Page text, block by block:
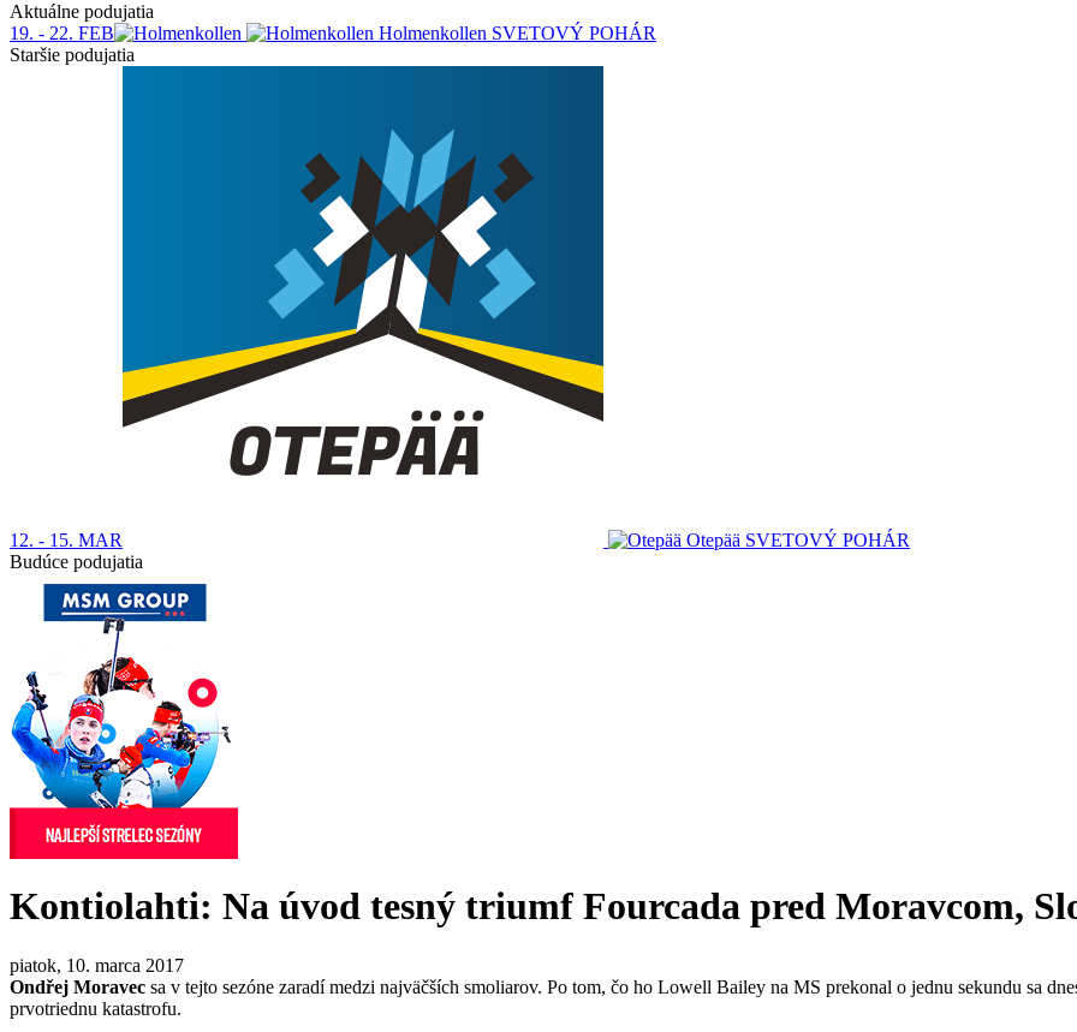
Aktuálne podujatia
19. - 22. FEB
Holmenkollen SVETOVÝ POHÁR
Staršie podujatia
12. - 15. MAR Otepää SVETOVÝ POHÁR
Budúce podujatia
Kontiolahti: Na úvod tesný triumf Fourcada pred Moravcom,
piatok, 10. marca 2017
Ondřej Moravec sa v tejto sezóne zaradí medzi najväčších smoliarov. Po tom, čo ho Lowell Bailey na MS prekonal o jednu sekundu sa
prvotriednu katastrofu.